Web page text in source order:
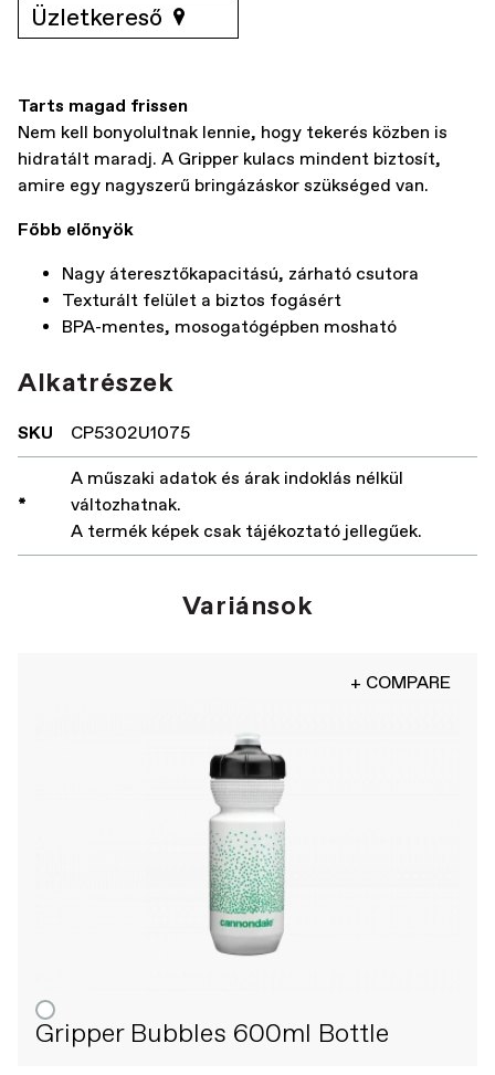
Üzletkereső
Tarts magad frissen
Nem kell bonyolultnak lennie, hogy tekerés közben is
hidratált maradj. A Gripper kulacs mindent biztosít,
amire egy nagyszerű bringázáskor szükséged van.
Főbb előnyök
Nagy áteresztőkapacitású, zárható csutora
Texturált felület a biztos fogásért
BPA-mentes, mosogatógépben mosható
Alkatrészek
SKU CP5302U1075
*
A műszaki adatok és árak indoklás nélkül
változhatnak.
A termék képek csak tájékoztató jellegűek.
Variánsok
+ COMPARE
Gripper Bubbles 600ml Bottle